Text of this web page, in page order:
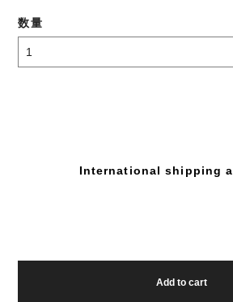
数量
International shipping
Add to cart